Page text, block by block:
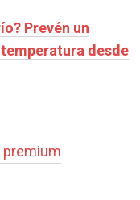
Prevén un
desde
premium